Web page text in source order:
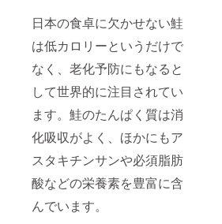
日本の食卓に欠かせない鮭
は低カロリーというだけで
なく、老化予防にもなると
して世界的に注目されてい
ます。鮭のたんぱく質は消
化吸収がよく、ほかにもア
スタキチンサンや必須脂肪
酸などの栄養素を豊富に含
んでいます。